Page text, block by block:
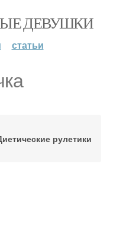
ДЕВУШКИ
статьи
рулетики